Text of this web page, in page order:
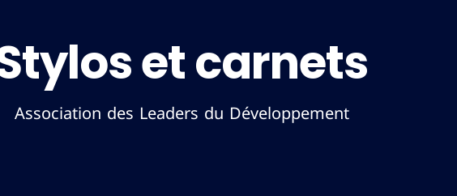
et carnets
Association des Leaders du Développement